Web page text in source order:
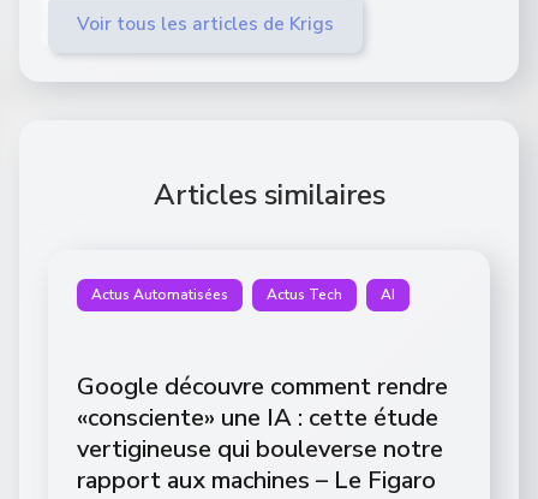
Voir tous les articles de Krigs
Articles similaires
Actus Automatisées Actus Tech AI
Google découvre comment rendre
«consciente» une IA : cette étude
vertigineuse qui bouleverse notre
rapport aux machines – Le Figaro